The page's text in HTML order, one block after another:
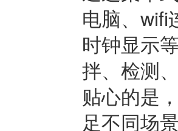
电脑、wifi
时钟显示
拌、检测
贴心的是
足不同场